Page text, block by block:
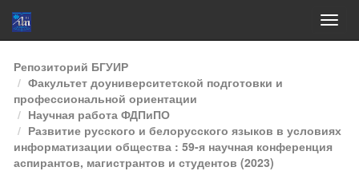
Skip
navigation
Репозиторий БГУИР
Факультет доуниверситетской подготовки и
профессиональной ориентации
Научная работа ФДПиПО
Развитие русского и белорусского языков в условиях
информатизации общества : 59-я научная конференция
аспирантов, магистрантов и студентов (2023)